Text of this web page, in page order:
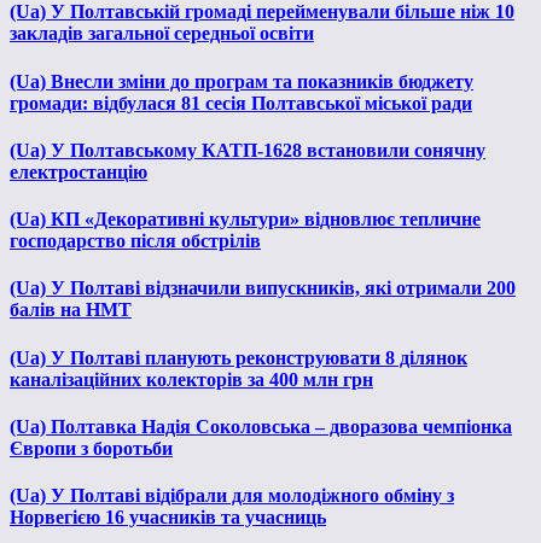
(Ua) У Полтавській громаді перейменували більше ніж 10
закладів загальної середньої освіти
(Ua) Внесли зміни до програм та показників бюджету
громади: відбулася 81 сесія Полтавської міської ради
(Ua) У Полтавському КАТП-1628 встановили сонячну
електростанцію
(Ua) КП «Декоративні культури» відновлює тепличне
господарство після обстрілів
(Ua) У Полтаві відзначили випускників, які отримали 200
балів на НМТ
(Ua) У Полтаві планують реконструювати 8 ділянок
каналізаційних колекторів за 400 млн грн
(Ua) Полтавка Надія Соколовська – дворазова чемпіонка
Європи з боротьби
(Ua) У Полтаві відібрали для молодіжного обміну з
Норвегією 16 учасників та учасниць